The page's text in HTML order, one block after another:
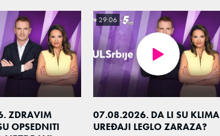
ZDRAVIM
OPSEDNITI
07.08.2026. DA LI SU KLIMA
UREĐAJI LEGLO ZARAZA?
29:06